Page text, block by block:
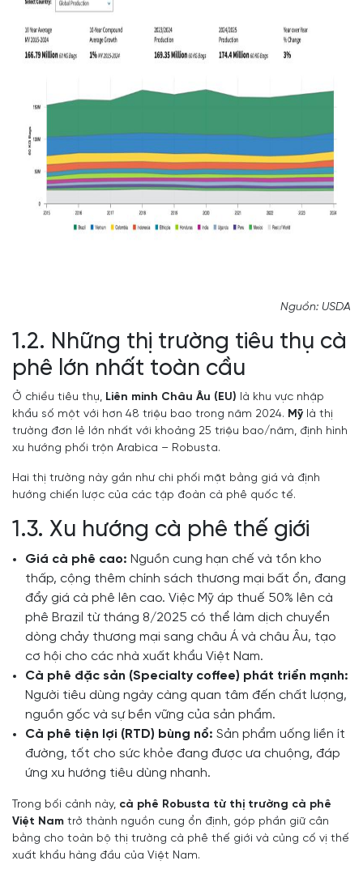
Nguồn: USDA
1.2. Những thị trường tiêu thụ cà
phê lớn nhất toàn cầu
Ở chiều tiêu thụ, Liên minh Châu Âu (EU) là khu vực nhập
khẩu số một với hơn 48 triệu bao trong năm 2024. Mỹlà thị
trường đơn lẻ lớn nhất với khoảng 25 triệu bao/năm, định hình
xu hướng phối trộn Arabica – Robusta.
Hai thị trường này gần như chi phối mặt bằng giá và định
hướng chiến lược của các tập đoàn cà phê quốc tế.
1.3. Xu hướng cà phê thế giới
Giá cà phê cao: Nguồn cung hạn chế và tồn kho
thấp, cộng thêm chính sách thương mại bất ổn, đang
đẩy giá cà phê lên cao. Việc Mỹ áp thuế 50% lên cà
phê Brazil từ tháng 8/2025 có thể làm dịch chuyển
dòng chảy thương mại sang châu Á và châu Âu, tạo
cơ hội cho các nhà xuất khẩu Việt Nam.
Cà phê đặc sản (Specialty coffee) phát triển mạnh:
Người tiêu dùng ngày càng quan tâm đến chất lượng,
nguồn gốc và sự bền vững của sản phẩm.
Cà phê tiện lợi (RTD) bùng nổ: Sản phẩm uống liền ít
đường, tốt cho sức khỏe đang được ưa chuộng, đáp
ứng xu hướng tiêu dùng nhanh.
Trong bối cảnh này, cà phê Robusta từ thị trường cà phê
Việt Nam trở thành nguồn cung ổn định, góp phần giữ cân
bằng cho toàn bộ thị trường cà phê thế giới và củng cố vị thế
xuất khẩu hàng đầu của Việt Nam.